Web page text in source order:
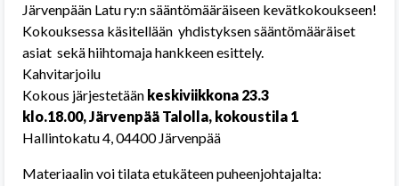
Järvenpään Latu ry:n sääntömääräiseen kevätkokoukseen!
Kokouksessa käsitellään yhdistyksen sääntömääräiset
asiat sekä hiihtomaja hankkeen esittely.
Kahvitarjoilu
Kokous järjestetään keskiviikkona 23.3
klo.18.00,Järvenpää Talolla, kokoustila 1
Hallintokatu 4, 04400 Järvenpää
Materiaalin voi tilata etukäteen puheenjohtajalta: